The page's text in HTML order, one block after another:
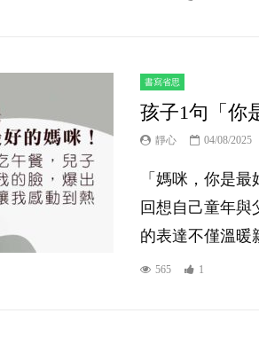
書寫省思
孩子1句「你
靜心 04/08/2025
「媽咪，你是
回想自己童年
的表達不僅溫暖
565 1